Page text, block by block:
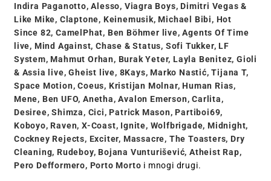
Indira Paganotto, Alesso, Viagra Boys, Dimitri Vegas &
Like Mike, Claptone, Keinemusik, Michael Bibi, Hot
Since 82, CamelPhat, Ben Böhmer live, Agents Of Time
live, Mind Against, Chase & Status, Sofi Tukker, LF
System, Mahmut Orhan, Burak Yeter, Layla Benitez, Gioli
& Assia live, Gheist live, 8Kays, Marko Nastić, Tijana T,
Space Motion, Coeus, Kristijan Molnar, Human Rias,
Mene, Ben UFO, Anetha, Avalon Emerson, Carlita,
Desiree, Shimza, Cici, Patrick Mason, Partiboi69,
Koboyo, Raven, X-Coast, Ignite, Wolfbrigade, Midnight,
Cockney Rejects, Exciter, Massacre, The Toasters, Dry
Cleaning, Rudeboy, Bojana Vunturišević, Atheist Rap,
Pero Defformero, Porto Morto i mnogi drugi.